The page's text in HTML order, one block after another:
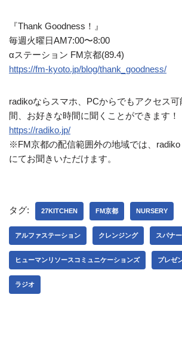
『Thank Goodness！』
毎週火曜日AM7:00〜8:00
αステーション FM京都(89.4)
https://fm-kyoto.jp/blog/thank_goodness/
radikoならスマホ、PCからでもアクセス可
間、お好きな時間に聞くことができます！
https://radiko.jp/
※FM京都の配信範囲外の地域では、radiko
にてお聞きいただけます。
タグ: 27KITCHEN FM京都 NURSERY
アルファステーション クレンジング スパナ
ヒューマンリソースコミュニケーションズ プレゼ
ラジオ